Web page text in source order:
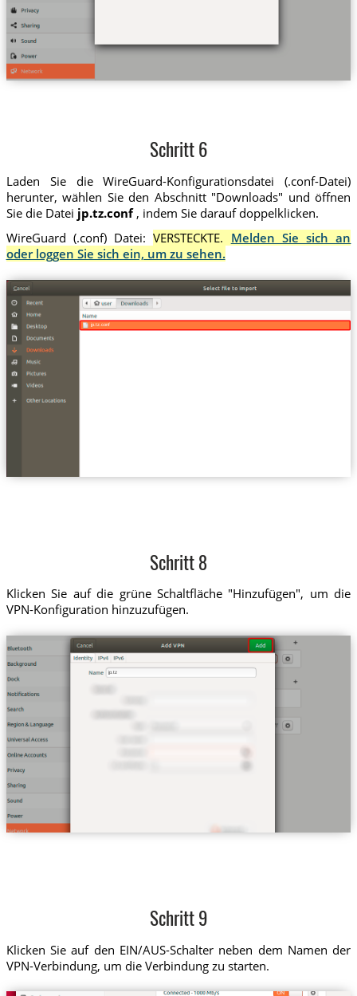
Schritt 6
Laden Sie die WireGuard-Konfigurationsdatei (.conf-Datei)
herunter, wählen Sie den Abschnitt "Downloads" und öffnen
Sie die Datei jp.tz.conf, indem Sie darauf doppelklicken.
WireGuard (.conf) Datei: VERSTECKTE. Melden Sie sich an
oder loggen Sie sich ein, um zu sehen.
jp.tz.conf
Schritt 8
Klicken Sie auf die grüne Schaltfläche "Hinzufügen", um die
VPN-Konfiguration hinzuzufügen.
jp.tz
Schritt 9
Klicken Sie auf den EIN/AUS-Schalter neben dem Namen der
VPN-Verbindung, um die Verbindung zu starten.